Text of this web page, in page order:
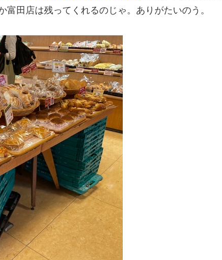
富田店は残ってくれるのじゃ。ありがたいのう。